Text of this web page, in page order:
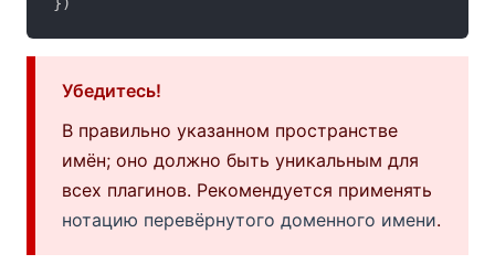
Убедитесь!
В правильно указанном пространстве
имён; оно должно быть уникальным для
всех плагинов. Рекомендуется применять
нотацию перевёрнутого доменного имени.